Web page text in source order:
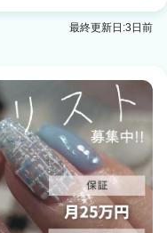
最終更新日:3日前